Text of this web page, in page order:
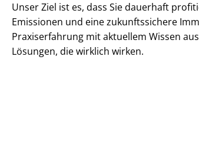
Unser Ziel ist es, dass Sie dauerhaft
Emissionen und eine zukunftssichere
Praxiserfahrung mit aktuellem Wissen
Lösungen, die wirklich wirken.